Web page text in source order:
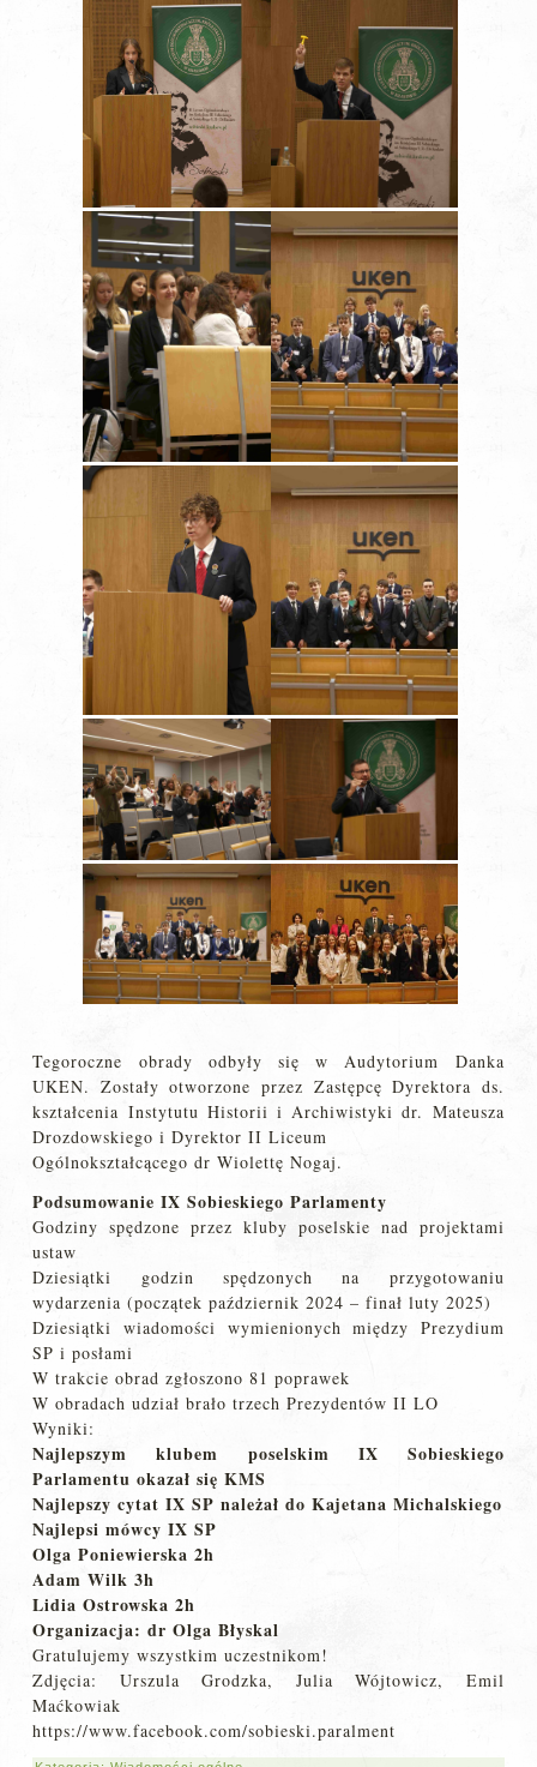
Tegoroczne obrady odbyły się w Audytorium Danka
UKEN. Zostały otworzone przez Zastępcę Dyrektora ds.
kształcenia Instytutu Historii i Archiwistyki dr. Mateusza
Drozdowskiego i Dyrektor II Liceum
Ogólnokształcącego dr Wiolettę Nogaj.
Podsumowanie IX Sobieskiego Parlamenty
Godziny spędzone przez kluby poselskie nad projektami
ustaw
Dziesiątki godzin spędzonych na przygotowaniu
wydarzenia (początek październik 2024 – finał luty 2025)
Dziesiątki wiadomości wymienionych między Prezydium
SP i posłami
W trakcie obrad zgłoszono 81 poprawek
W obradach udział brało trzech Prezydentów II LO
Wyniki:
Najlepszym klubem poselskim IX Sobieskiego
Parlamentu okazał się KMS
Najlepszy cytat IX SP należał do Kajetana Michalskiego
Najlepsi mówcy IX SP
Olga Poniewierska 2h
Adam Wilk 3h
Lidia Ostrowska 2h
Organizacja: dr Olga Błyskal
Gratulujemy wszystkim uczestnikom!
Zdjęcia: Urszula Grodzka, Julia Wójtowicz, Emil
Maćkowiak
https://www.facebook.com/sobieski.paralment